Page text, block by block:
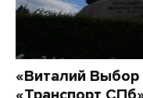
«Виталий